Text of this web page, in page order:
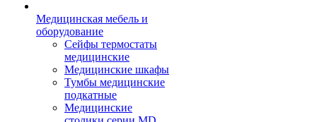
Медицинская мебель и
оборудование
Сейфы термостаты
медицинские
Медицинские шкафы
Тумбы медицинские
подкатные
Медицинские